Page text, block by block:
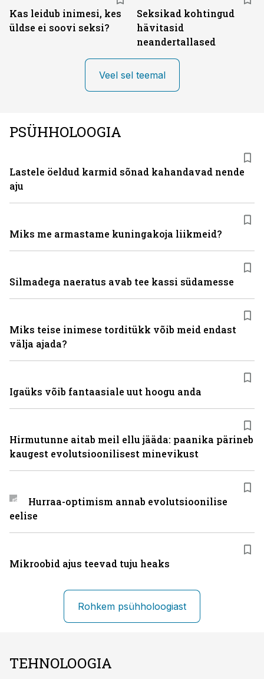
Kas leidub inimesi, kes
üldse ei soovi seksi?
Seksikad kohtingud
hävitasid
neandertallased
Veel sel teemal
PSÜHHOLOOGIA
Lastele öeldud karmid sõnad kahandavad nende
aju
Miks me armastame kuningakoja liikmeid?
Silmadega naeratus avab tee kassi südamesse
Miks teise inimese torditükk võib meid endast
välja ajada?
Igaüks võib fantaasiale uut hoogu anda
Hirmutunne aitab meil ellu jääda: paanika pärineb
kaugest evolutsioonilisest minevikust
Hurraa-optimism annab evolutsioonilise
eelise
Mikroobid ajus teevad tuju heaks
Rohkem psühholoogiast
TEHNOLOOGIA